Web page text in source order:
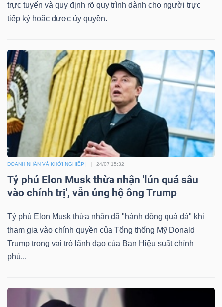
trực tuyến và quy định rõ quy trình dành cho người trực
tiếp ký hoặc được ủy quyền.
DOANH NHÂN VÀ KHỞI NGHIỆP 24/07 15:32
Tỷ phú Elon Musk thừa nhận 'lún quá sâu
vào chính trị', vẫn ủng hộ ông Trump
Tỷ phú Elon Musk thừa nhận đã "hành động quá đà" khi
tham gia vào chính quyền của Tổng thống Mỹ Donald
Trump trong vai trò lãnh đạo của Ban Hiệu suất chính
phủ...